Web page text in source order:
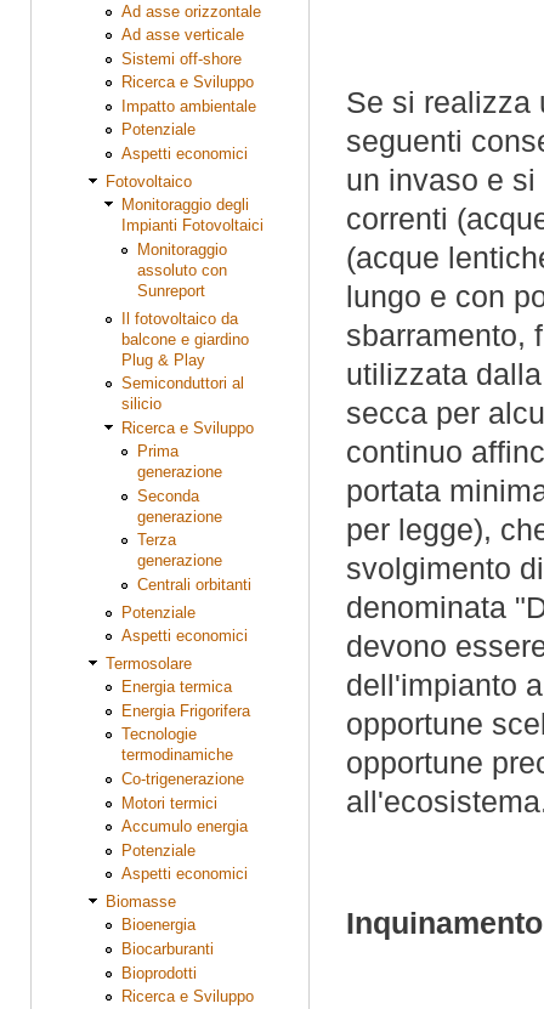
Ad asse orizzontale
Ad asse verticale
Sistemi off-shore
Ricerca e Sviluppo
Impatto ambientale
Potenziale
Aspetti economici
Fotovoltaico
Monitoraggio degli
Impianti Fotovoltaici
Monitoraggio
assoluto con
Sunreport
Il fotovoltaico da
balcone e giardino
Plug & Play
Semiconduttori al
silicio
Ricerca e Sviluppo
Prima
generazione
Seconda
generazione
Terza
generazione
Centrali orbitanti
Potenziale
Aspetti economici
Termosolare
Energia termica
Energia Frigorifera
Tecnologie
termodinamiche
Co-trigenerazione
Motori termici
Accumulo energia
Potenziale
Aspetti economici
Biomasse
Bioenergia
Biocarburanti
Bioprodotti
Ricerca e Sviluppo
Se si realizza
seguenti
un invaso e
correnti
(acque
lungo e con
sbarramento,
utilizzata
secca per
continuo
portata
per legge),
svolgimento
denominata
devono
dell'impianto
opportune
opportune